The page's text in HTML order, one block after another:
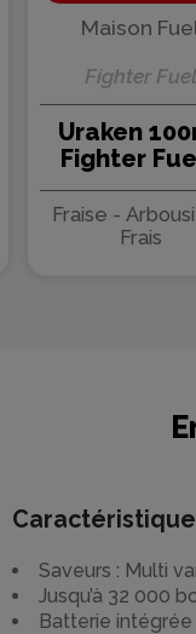
Maison
Fighter Fuel
Uraken
Fighter
Maison
Fraise -
Frais
Saveurs : Multi
Jusqu’à 32 000
Batterie